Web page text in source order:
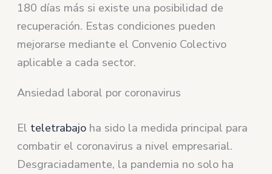
180 días más si existe una posibilidad de
recuperación. Estas condiciones pueden
mejorarse mediante el Convenio Colectivo
aplicable a cada sector.
Ansiedad laboral por coronavirus
El teletrabajo ha sido la medida principal para
combatir el coronavirus a nivel empresarial.
Desgraciadamente, la pandemia no solo ha